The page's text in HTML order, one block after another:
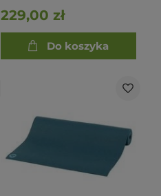
229,00 zł
Do koszyka